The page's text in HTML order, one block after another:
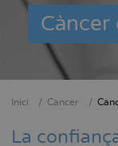
Càncer
d'Ariadna
Inici Càncer
La